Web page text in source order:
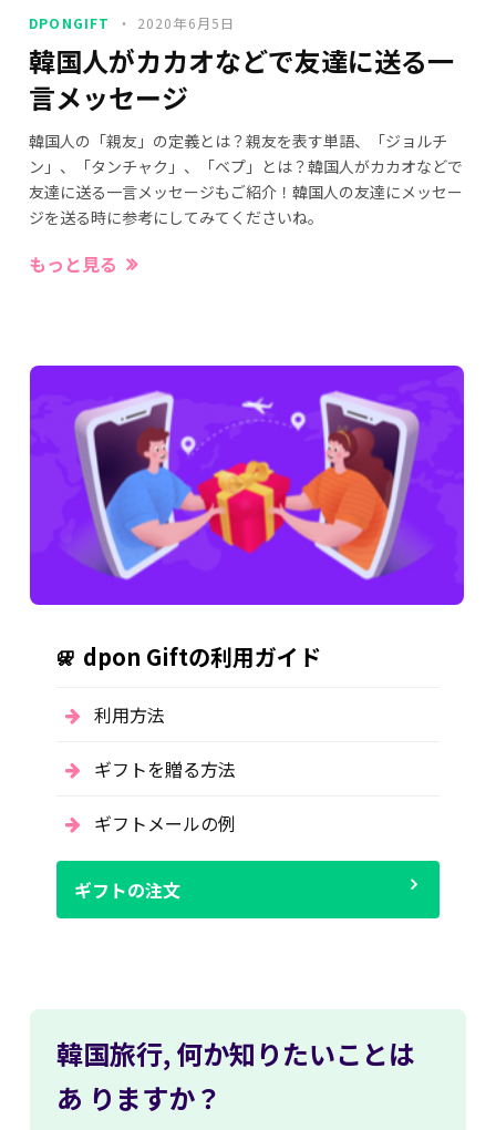
DPONGIFT 2020年6月5日
韓国人がカカオなどで友達に送る一
言メッセージ
韓国人の「親友」の定義とは？親友を表す単語、「ジョルチ
ン」、「タンチャク」、「ベプ」とは？韓国人がカカオなどで
友達に送る一言メッセージもご紹介！韓国人の友達にメッセー
ジを送る時に参考にしてみてくださいね。
もっと見る
dpon Giftの利用ガイド
利用方法
ギフトを贈る方法
ギフトメールの例
ギフトの注文
韓国旅行,何か知りたいことは
あ りますか？